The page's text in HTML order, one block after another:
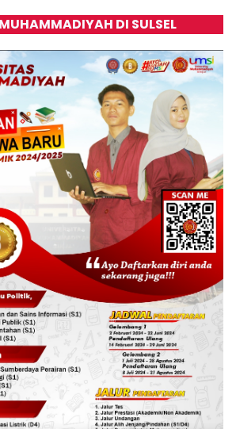
DI SULSEL